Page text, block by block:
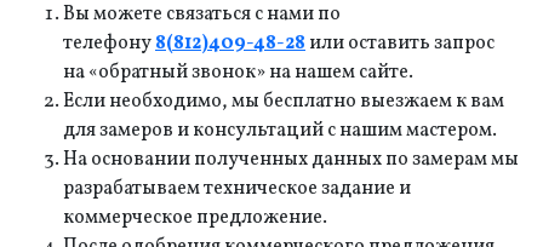
Вы можете связаться с нами по
телефону8(812)409-48-28или оставить запрос
на «обратный звонок» на нашем сайте.
Если необходимо, мы бесплатно выезжаем к вам
для замеров и консультаций с нашим мастером.
На основании полученных данных по замерам мы
разрабатываем техническое задание и
коммерческое предложение.